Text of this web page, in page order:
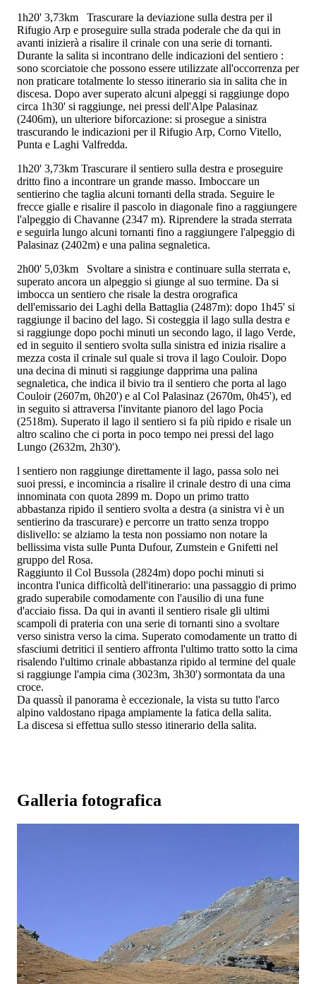
1h20' 3,73km
Trascurare la deviazione sulla destra per il
Rifugio Arp e proseguire sulla strada poderale che da qui in
avanti inizierà a risalire il crinale con una serie di tornanti.
Durante la salita si incontrano delle indicazioni del sentiero :
sono scorciatoie che possono essere utilizzate all'occorrenza per
non praticare totalmente lo stesso itinerario sia in salita che in
discesa. Dopo aver superato alcuni alpeggi si raggiunge dopo
circa 1h30' si raggiunge, nei pressi dell'Alpe Palasinaz
(2406m), un ulteriore biforcazione: si prosegue a sinistra
trascurando le indicazioni per il Rifugio Arp, Corno Vitello,
Punta e Laghi Valfredda.
1h20' 3,73km Trascurare il sentiero sulla destra e proseguire
dritto fino a incontrare un grande masso. Imboccare un
sentierino che taglia alcuni tornanti della strada. Seguire le
frecce gialle e risalire il pascolo in diagonale fino a raggiungere
l'alpeggio di Chavanne (2347 m). Riprendere la strada sterrata
e seguirla lungo alcuni tornanti fino a raggiungere l'alpeggio di
Palasinaz (2402m) e una palina segnaletica.
2h00' 5,03km
Svoltare a sinistra e continuare sulla sterrata e,
superato ancora un alpeggio si giunge al suo termine. Da si
imbocca un sentiero che risale la destra orografica
dell'emissario dei Laghi della Battaglia (2487m): dopo 1h45' si
raggiunge il bacino del lago. Si costeggia il lago sulla destra e
si raggiunge dopo pochi minuti un secondo lago, il lago Verde,
ed in seguito il sentiero svolta sulla sinistra ed inizia risalire a
mezza costa il crinale sul quale si trova il lago Couloir. Dopo
una decina di minuti si raggiunge dapprima una palina
segnaletica, che indica il bivio tra il sentiero che porta al lago
Couloir (2607m, 0h20') e al Col Palasinaz (2670m, 0h45'), ed
in seguito si attraversa l'invitante pianoro del lago Pocia
(2518m). Superato il lago il sentiero si fa più ripido e risale un
altro scalino che ci porta in poco tempo nei pressi del lago
Lungo (2632m, 2h30').
l sentiero non raggiunge direttamente il lago, passa solo nei
suoi pressi, e incomincia a risalire il crinale destro di una cima
innominata con quota 2899 m. Dopo un primo tratto
abbastanza ripido il sentiero svolta a destra (a sinistra vi è un
sentierino da trascurare) e percorre un tratto senza troppo
dislivello: se alziamo la testa non possiamo non notare la
bellissima vista sulle Punta Dufour, Zumstein e Gnifetti nel
gruppo del Rosa.
Raggiunto il Col Bussola (2824m) dopo pochi minuti si
incontra l'unica difficoltà dell'itinerario: una passaggio di primo
grado superabile comodamente con l'ausilio di una fune
d'acciaio fissa. Da qui in avanti il sentiero risale gli ultimi
scampoli di prateria con una serie di tornanti sino a svoltare
verso sinistra verso la cima. Superato comodamente un tratto di
sfasciumi detritici il sentiero affronta l'ultimo tratto sotto la cima
risalendo l'ultimo crinale abbastanza ripido al termine del quale
si raggiunge l'ampia cima (3023m, 3h30') sormontata da una
croce.
Da quassù il panorama è eccezionale, la vista su tutto l'arco
alpino valdostano ripaga ampiamente la fatica della salita.
La discesa si effettua sullo stesso itinerario della salita.
Galleria fotografica